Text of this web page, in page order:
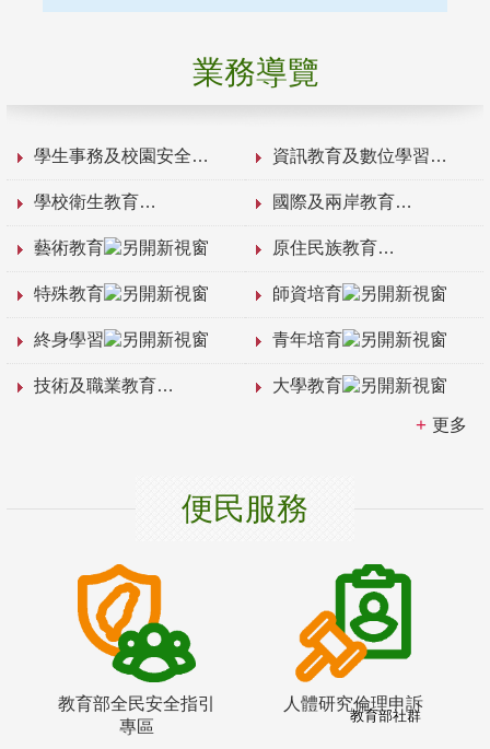
業務導覽
學生事務及校園安全 資訊教育及數位學習
學校衛生教育 國際及兩岸教育
藝術教育 原住民族教育
特殊教育 師資培育
終身學習 青年培育
技術及職業教育 大學教育
更多
便民服務
教育部全民安全指引
專區
人體研究倫理申訴
教育部社群